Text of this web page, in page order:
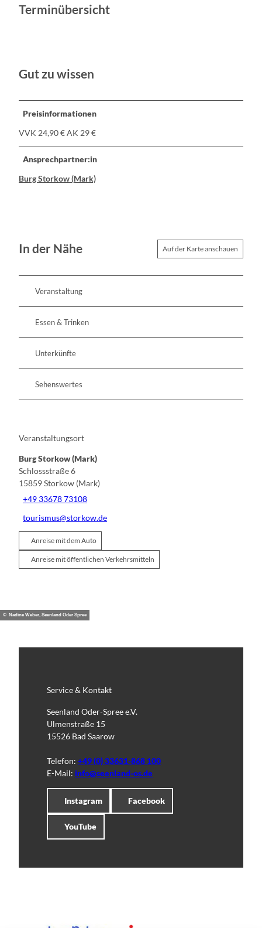
Terminübersicht
Gut zu wissen
Preisinformationen
VVK 24,90 € AK 29 €
Ansprechpartner:in
Burg Storkow (Mark)
In der Nähe Auf der Karte anschauen
Veranstaltung
Essen & Trinken
Unterkünfte
Sehenswertes
Veranstaltungsort
Burg Storkow (Mark)
Schlossstraße 6
15859Storkow (Mark)
+49 33678 73108
tourismus@storkow.de
Anreise mit dem Auto
Anreise mit öffentlichen Verkehrsmitteln
© Nadine Weber, Seenland Oder Spree
Service & Kontakt
Seenland Oder-Spree e.V.
Ulmenstraße 15
15526 Bad Saarow
Telefon: +49 (0) 33631-868 100
E-Mail: info@seenland-os.de
Instagram Facebook
YouTube